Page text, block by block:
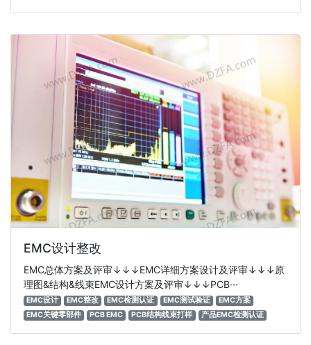
EMC设计整改
EMC总体方案及评审↓↓↓EMC详细方案设计及评审↓↓↓原
理图&结构&线束EMC设计方案及评审↓↓↓PCB···
EMC设计 EMC整改 EMC检测认证 EMC测试验证
EMC方案
EMC关键零部件
PCB EMC PCB结构线束打样 产品EMC检测认证